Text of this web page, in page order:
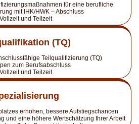
für eine berufliche
mit IHK/HWK – Abschluss
Vollzeit und Teilzeit
(TQ)
Teilqualifizierung (TQ)
zum Berufsabschluss
Vollzeit und Teilzeit
erhöhen, bessere Aufstiegschancen
und eine höhere Wertschätzung Ihrer Arbeit